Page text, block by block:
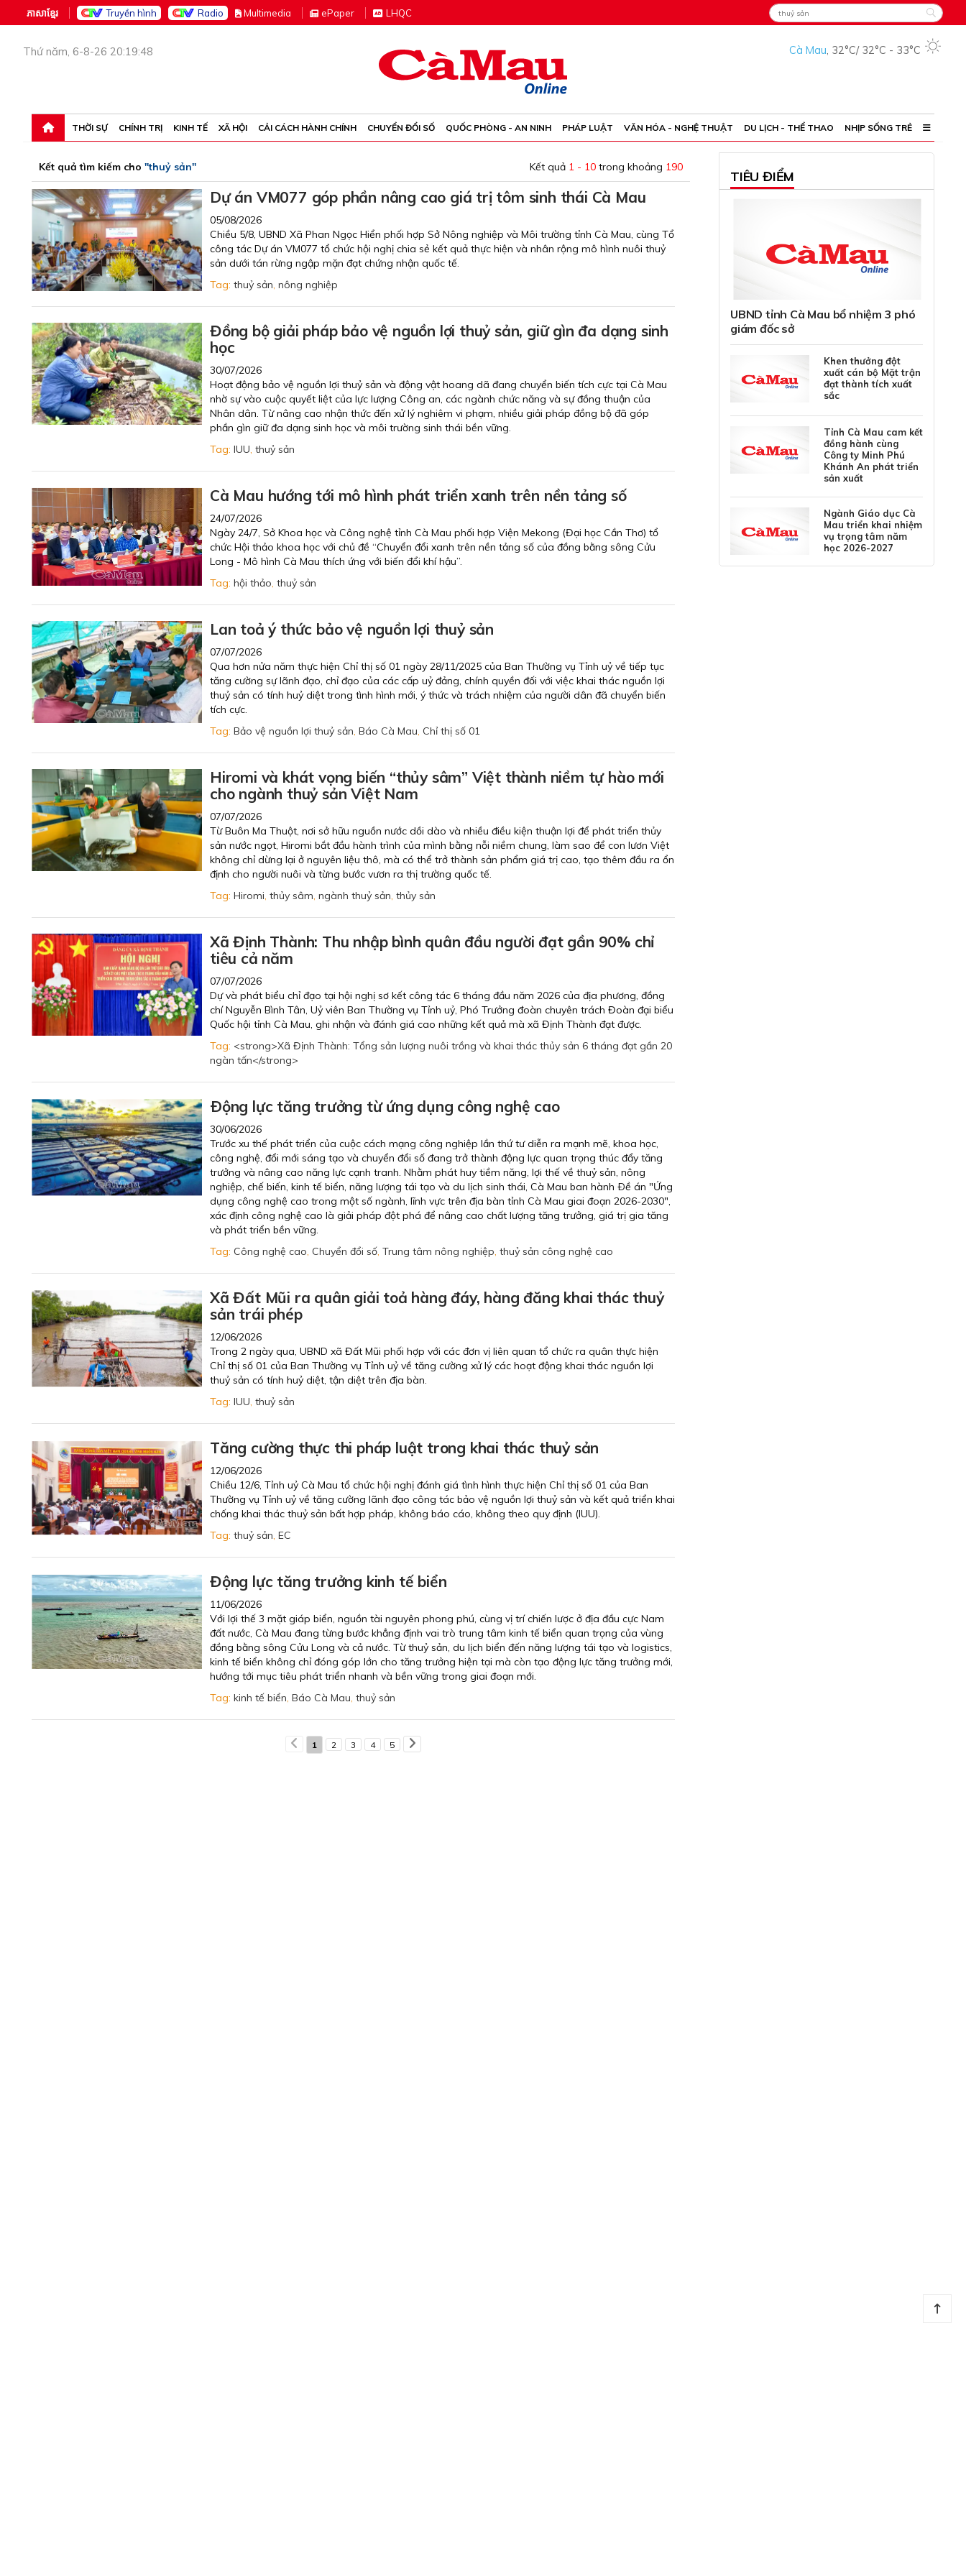
ភាសាខ្មែរ Truyền hình Radio Multimedia ePaper LHQC
Thứ năm, 6-8-26 20:19:48 Cà Mau, 32°C/ 32°C - 33°C
THỜI SỰ CHÍNH TRỊ KINH TẾ XÃ HỘI CẢI CÁCH HÀNH CHÍNH CHUYỂN ĐỔI SỐ QUỐC PHÒNG - AN NINH PHÁP LUẬT VĂN HÓA - NGHỆ THUẬT DU LỊCH - THỂ THAO NHỊP SỐNG TRẺ
Kết quả tìm kiếm cho "thuỷ sản" Kết quả 1 - 10 trong khoảng 190
Dự án VM077 góp phần nâng cao giá trị tôm sinh thái Cà Mau
05/08/2026
Chiều 5/8, UBND Xã Phan Ngọc Hiển phối hợp Sở Nông nghiệp và Môi trường tỉnh Cà Mau, cùng Tổ
công tác Dự án VM077 tổ chức hội nghị chia sẻ kết quả thực hiện và nhân rộng mô hình nuôi thuỷ
sản dưới tán rừng ngập mặn đạt chứng nhận quốc tế.
Tag: thuỷ sản, nông nghiệp
Đồng bộ giải pháp bảo vệ nguồn lợi thuỷ sản, giữ gìn đa dạng sinh
học
30/07/2026
Hoạt động bảo vệ nguồn lợi thuỷ sản và động vật hoang dã đang chuyển biến tích cực tại Cà Mau
nhờ sự vào cuộc quyết liệt của lực lượng Công an, các ngành chức năng và sự đồng thuận của
Nhân dân. Từ nâng cao nhận thức đến xử lý nghiêm vi phạm, nhiều giải pháp đồng bộ đã góp
phần gìn giữ đa dạng sinh học và môi trường sinh thái bền vững.
Tag: IUU, thuỷ sản
Cà Mau hướng tới mô hình phát triển xanh trên nền tảng số
24/07/2026
Ngày 24/7, Sở Khoa học và Công nghệ tỉnh Cà Mau phối hợp Viện Mekong (Đại học Cần Thơ) tổ
chức Hội thảo khoa học với chủ đề “Chuyển đổi xanh trên nền tảng số của đồng bằng sông Cửu
Long - Mô hình Cà Mau thích ứng với biến đổi khí hậu”.
Tag: hội thảo, thuỷ sản
Lan toả ý thức bảo vệ nguồn lợi thuỷ sản
07/07/2026
Qua hơn nửa năm thực hiện Chỉ thị số 01 ngày 28/11/2025 của Ban Thường vụ Tỉnh uỷ về tiếp tục
tăng cường sự lãnh đạo, chỉ đạo của các cấp uỷ đảng, chính quyền đối với việc khai thác nguồn lợi
thuỷ sản có tính huỷ diệt trong tình hình mới, ý thức và trách nhiệm của người dân đã chuyển biến
tích cực.
Tag: Bảo vệ nguồn lợi thuỷ sản, Báo Cà Mau, Chỉ thị số 01
Hiromi và khát vọng biến “thủy sâm” Việt thành niềm tự hào mới
cho ngành thuỷ sản Việt Nam
07/07/2026
Từ Buôn Ma Thuột, nơi sở hữu nguồn nước dồi dào và nhiều điều kiện thuận lợi để phát triển thủy
sản nước ngọt, Hiromi bắt đầu hành trình của mình bằng nỗi niềm chung, làm sao để con lươn Việt
không chỉ dừng lại ở nguyên liệu thô, mà có thể trở thành sản phẩm giá trị cao, tạo thêm đầu ra ổn
định cho người nuôi và từng bước vươn ra thị trường quốc tế.
Tag: Hiromi, thủy sâm, ngành thuỷ sản, thủy sản
Xã Định Thành: Thu nhập bình quân đầu người đạt gần 90% chỉ
tiêu cả năm
07/07/2026
Dự và phát biểu chỉ đạo tại hội nghị sơ kết công tác 6 tháng đầu năm 2026 của địa phương, đồng
chí Nguyễn Bình Tân, Uỷ viên Ban Thường vụ Tỉnh uỷ, Phó Trưởng đoàn chuyên trách Đoàn đại biểu
Quốc hội tỉnh Cà Mau, ghi nhận và đánh giá cao những kết quả mà xã Định Thành đạt được.
Tag: <strong>Xã Định Thành: Tổng sản lượng nuôi trồng và khai thác thủy sản 6 tháng đạt gần 20
ngàn tấn</strong>
Ðộng lực tăng trưởng từ ứng dụng công nghệ cao
30/06/2026
Trước xu thế phát triển của cuộc cách mạng công nghiệp lần thứ tư diễn ra mạnh mẽ, khoa học,
công nghệ, đổi mới sáng tạo và chuyển đổi số đang trở thành động lực quan trọng thúc đẩy tăng
trưởng và nâng cao năng lực cạnh tranh. Nhằm phát huy tiềm năng, lợi thế về thuỷ sản, nông
nghiệp, chế biến, kinh tế biển, năng lượng tái tạo và du lịch sinh thái, Cà Mau ban hành Ðề án "Ứng
dụng công nghệ cao trong một số ngành, lĩnh vực trên địa bàn tỉnh Cà Mau giai đoạn 2026-2030",
xác định công nghệ cao là giải pháp đột phá để nâng cao chất lượng tăng trưởng, giá trị gia tăng
và phát triển bền vững.
Tag: Công nghệ cao, Chuyển đổi số, Trung tâm nông nghiệp, thuỷ sản công nghệ cao
Xã Đất Mũi ra quân giải toả hàng đáy, hàng đăng khai thác thuỷ
sản trái phép
12/06/2026
Trong 2 ngày qua, UBND xã Đất Mũi phối hợp với các đơn vị liên quan tổ chức ra quân thực hiện
Chỉ thị số 01 của Ban Thường vụ Tỉnh uỷ về tăng cường xử lý các hoạt động khai thác nguồn lợi
thuỷ sản có tính huỷ diệt, tận diệt trên địa bàn.
Tag: IUU, thuỷ sản
Tăng cường thực thi pháp luật trong khai thác thuỷ sản
12/06/2026
Chiều 12/6, Tỉnh uỷ Cà Mau tổ chức hội nghị đánh giá tình hình thực hiện Chỉ thị số 01 của Ban
Thường vụ Tỉnh uỷ về tăng cường lãnh đạo công tác bảo vệ nguồn lợi thuỷ sản và kết quả triển khai
chống khai thác thuỷ sản bất hợp pháp, không báo cáo, không theo quy định (IUU).
Tag: thuỷ sản, EC
Động lực tăng trưởng kinh tế biển
11/06/2026
Với lợi thế 3 mặt giáp biển, nguồn tài nguyên phong phú, cùng vị trí chiến lược ở địa đầu cực Nam
đất nước, Cà Mau đang từng bước khẳng định vai trò trung tâm kinh tế biển quan trọng của vùng
đồng bằng sông Cửu Long và cả nước. Từ thuỷ sản, du lịch biển đến năng lượng tái tạo và logistics,
kinh tế biển không chỉ đóng góp lớn cho tăng trưởng hiện tại mà còn tạo động lực tăng trưởng mới,
hướng tới mục tiêu phát triển nhanh và bền vững trong giai đoạn mới.
Tag: kinh tế biển, Báo Cà Mau, thuỷ sản
1 2 3 4 5
TIÊU ĐIỂM
UBND tỉnh Cà Mau bổ nhiệm 3 phó
giám đốc sở
Khen thưởng đột
xuất cán bộ Mặt trận
đạt thành tích xuất
sắc
Tỉnh Cà Mau cam kết
đồng hành cùng
Công ty Minh Phú
Khánh An phát triển
sản xuất
Ngành Giáo dục Cà
Mau triển khai nhiệm
vụ trọng tâm năm
học 2026-2027